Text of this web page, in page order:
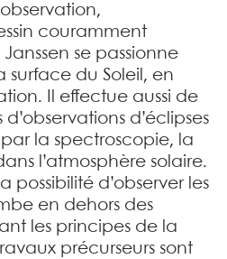
couramment
se passionne
surface du Soleil, en
Il effectue aussi de
d’éclipses
la spectroscopie, la
l’atmosphère solaire.
possibilité d’observer les
en dehors des
les principes de la
précurseurs sont